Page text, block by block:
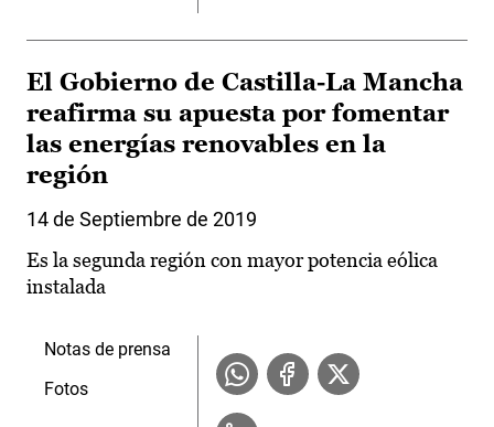
El Gobierno de Castilla-La Mancha
reafirma su apuesta por fomentar
las energías renovables en la
región
14 de Septiembre de 2019
Es la segunda región con mayor potencia eólica
instalada
Notas de prensa
Fotos